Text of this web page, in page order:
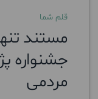
قلم شما
مستند
جشنواره
مردمی